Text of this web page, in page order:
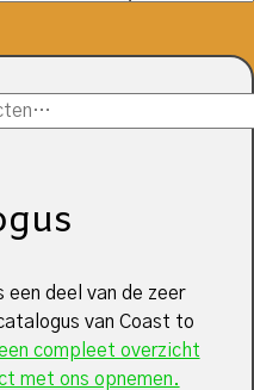
een deel van de zeer
van Coast to
compleet overzicht
met ons opnemen.